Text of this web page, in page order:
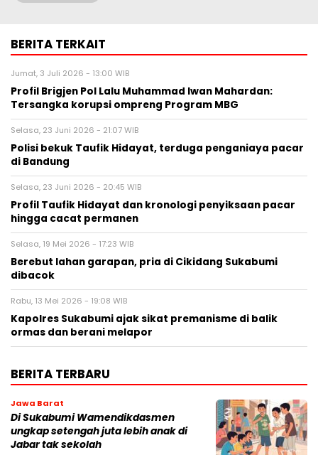
BERITA TERKAIT
Jumat, 3 Juli 2026 - 13:00 WIB
Profil Brigjen Pol Lalu Muhammad Iwan Mahardan:
Tersangka korupsi ompreng Program MBG
Selasa, 23 Juni 2026 - 21:07 WIB
Polisi bekuk Taufik Hidayat, terduga penganiaya pacar
di Bandung
Selasa, 23 Juni 2026 - 20:45 WIB
Profil Taufik Hidayat dan kronologi penyiksaan pacar
hingga cacat permanen
Selasa, 19 Mei 2026 - 17:23 WIB
Berebut lahan garapan, pria di Cikidang Sukabumi
dibacok
Rabu, 13 Mei 2026 - 19:08 WIB
Kapolres Sukabumi ajak sikat premanisme di balik
ormas dan berani melapor
BERITA TERBARU
Jawa Barat
Di Sukabumi Wamendikdasmen
ungkap setengah juta lebih anak di
Jabar tak sekolah